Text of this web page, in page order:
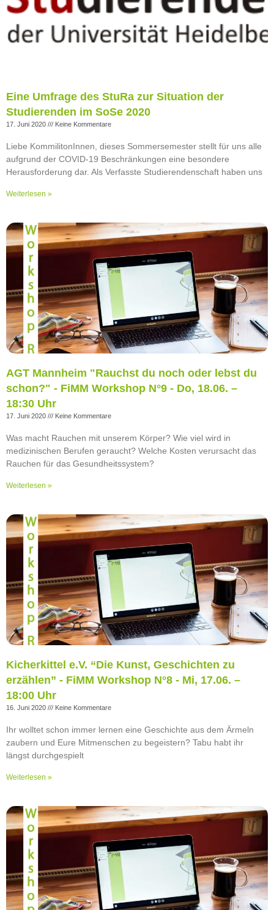
Eine Umfrage des StuRa zur Situation der
Studierenden im SoSe 2020
17. Juni 2020 Keine Kommentare
Liebe KommilitonInnen, dieses Sommersemester stellt für uns alle
aufgrund der COVID-19 Beschränkungen eine besondere
Herausforderung dar. Als Verfasste Studierendenschaft haben uns
Weiterlesen »
AGT Mannheim "Rauchst du noch oder lebst du
schon?" - FiMM Workshop N°9 - Do, 18.06. –
18:30 Uhr
17. Juni 2020 Keine Kommentare
Was macht Rauchen mit unserem Körper? Wie viel wird in
medizinischen Berufen geraucht? Welche Kosten verursacht das
Rauchen für das Gesundheitssystem?
Weiterlesen »
Kicherkittel e.V. “Die Kunst, Geschichten zu
erzählen” - FiMM Workshop N°8 - Mi, 17.06. –
18:00 Uhr
16. Juni 2020 Keine Kommentare
Ihr wolltet schon immer lernen eine Geschichte aus dem Ärmeln
zaubern und Eure Mitmenschen zu begeistern? Tabu habt ihr
längst durchgespielt
Weiterlesen »